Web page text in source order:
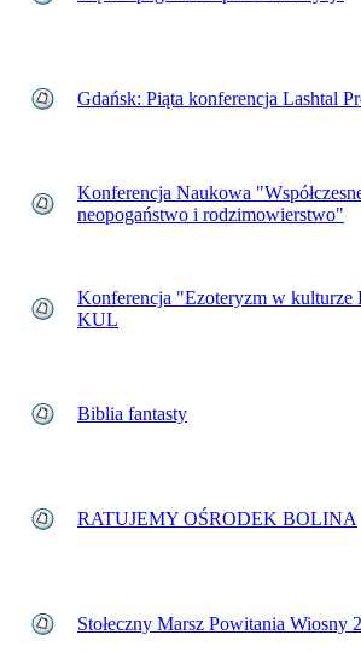
Gdańsk: Piąta konferencja Lashtal
Konferencja Naukowa
neopogaństwo i rodzimowierstwo"
Konferencja "Ezoteryzm w kulturze
KUL
Biblia fantasty
RATUJEMY OŚRODEK BOLINA
Stołeczny Marsz Powitania Wiosny